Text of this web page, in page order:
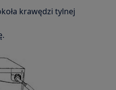
krawędzi tylnej